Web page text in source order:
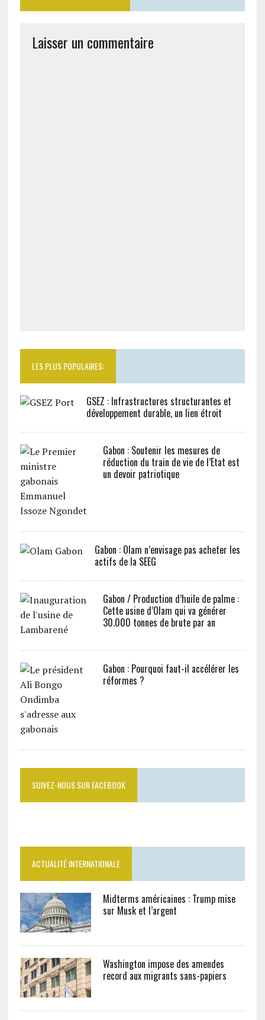
Laisser un commentaire
LES PLUS POPULAIRES:
GSEZ : Infrastructures structurantes et
développement durable, un lien étroit
Gabon : Soutenir les mesures de
réduction du train de vie de l’Etat est
un devoir patriotique
Gabon : Olam n’envisage pas acheter les
actifs de la SEEG
Gabon / Production d’huile de palme :
Cette usine d’Olam qui va générer
30.000 tonnes de brute par an
Gabon : Pourquoi faut-il accélérer les
réformes ?
SUIVEZ-NOUS SUR FACEBOOK
ACTUALITÉ INTERNATIONALE
Midterms américaines : Trump mise
sur Musk et l’argent
Washington impose des amendes
record aux migrants sans-papiers